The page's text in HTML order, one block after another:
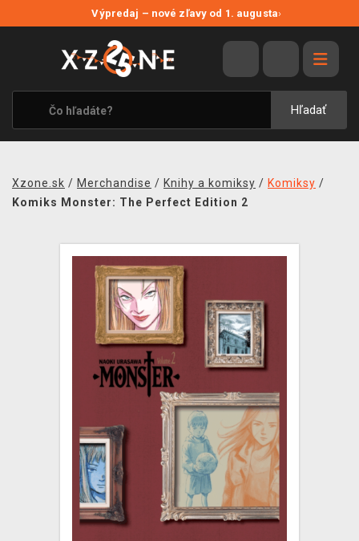
Výpredaj – nové zľavy od 1. augusta›
Hľadať
VÝPREDAJ
VIDEOHRY
XZONE ORIGINALS
TEMATIKY
MERCHANDISE
XZONE KLUB
Xzone.sk / Merchandise / Knihy a komiksy / Komiksy /
Komiks Monster: The Perfect Edition 2